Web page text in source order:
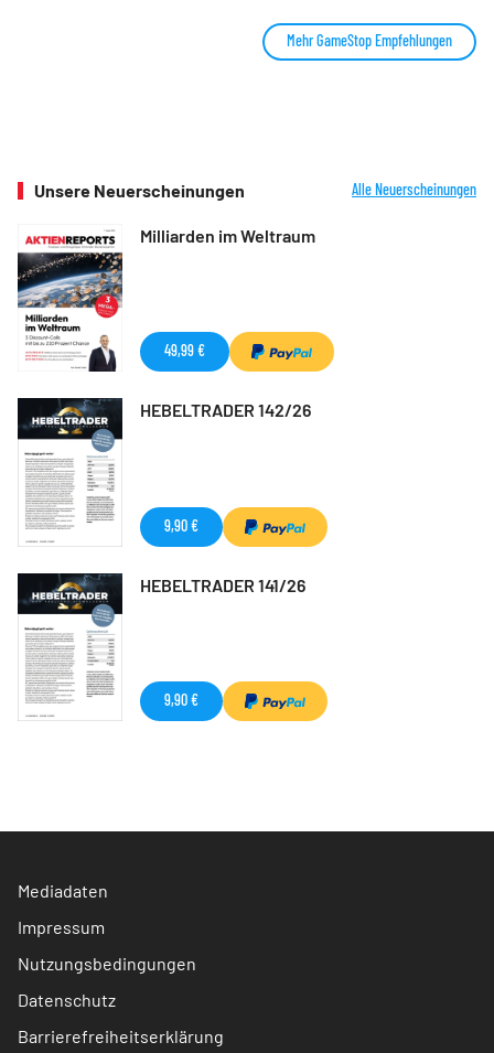
Mehr GameStop Empfehlungen
Unsere Neuerscheinungen Alle Neuerscheinungen
Milliarden im Weltraum
49,99 €
HEBELTRADER 142/26
9,90 €
HEBELTRADER 141/26
9,90 €
Mediadaten
Impressum
Nutzungsbedingungen
Datenschutz
Barrierefreiheitserklärung